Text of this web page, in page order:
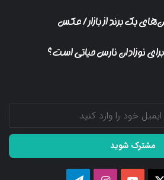
یک برند از بازار/ عکس
برای نوزادان نارس حیاتی است؟